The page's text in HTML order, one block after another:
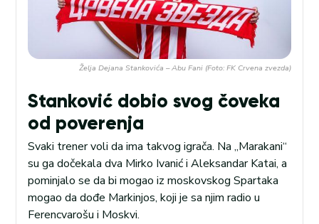
Želja Dejana Stankovića – Abu Fani (Foto: FK Crvena zvezda)
Stanković dobio svog čoveka
od poverenja
Svaki trener voli da ima takvog igrača. Na „Marakani“
su ga dočekala dva Mirko Ivanić i Aleksandar Katai, a
pominjalo se da bi mogao iz moskovskog Spartaka
mogao da dođe Markinjos, koji je sa njim radio u
Ferencvarošu i Moskvi.